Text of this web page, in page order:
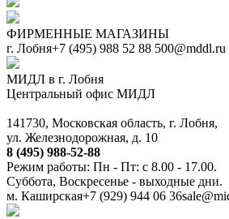
ФИРМЕННЫЕ МАГАЗИНЫ
г. Лобня+7 (495) 988 52 88 500@mddl.ru
МИДЛ в г. Лобня
Центральный офис МИДЛ
141730, Московская область, г. Лобня,
ул. Железнодорожная, д. 10
8 (495) 988-52-88
Режим работы: Пн - Пт: с 8.00 - 17.00.
Суббота, Воскресенье - выходные дни.
м. Каширская+7 (929) 944 06 36